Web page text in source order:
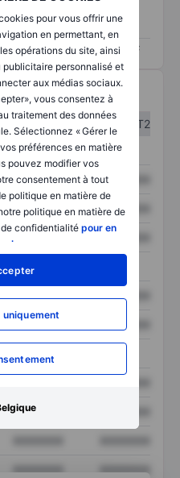
pour vous offrir une
en permettant, en
opérations du site, ainsi
personnalisé et
aux médias sociaux.
vous consentez à
traitement des données
Sélectionnez « Gérer le
préférences en matière
pouvez modifier vos
consentement à tout
politique en matière de
politique en matière de
confidentialité pour en
plus
ESG (en anglais)
/
T2
XXXXXXX XXXXXXX
XXXXXXX XXXXXXX
XXXXXXX
XXXXXXX XXXXXXX
XXXXXXX XXXXXXX
XXXXXXX
XXXXXXX
XXXXXXX